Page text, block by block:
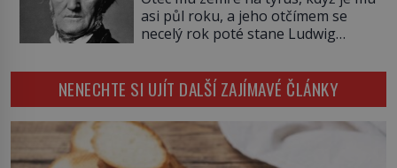
luxusních domů, věří v nekonečný
růst a bohatství na dosah ruky. Pak
[…]
asi půl roku, a jeho otčímem se
necelý rok poté stane Ludwig
mladší, než matka Richarda
Wagnera (1813–1883) a podle
nedochované korespondence je
docela dobře možné, že Geyer není
jen jeho otčím, ale rovnou otec.
Velký otazník také visí nad tím, […]
NENECHTE SI UJÍT DALŠÍ ZAJÍMAVÉ ČLÁNKY